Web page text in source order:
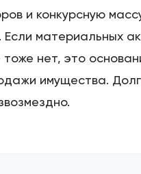
и конкурсную
материальных
нет, это
имущества.